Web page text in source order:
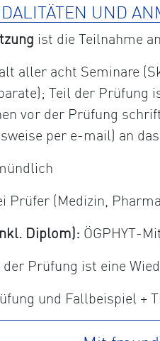
UND
ist die Teilnahme
aller acht Seminare
Teil der Prüfung
vor der Prüfung
per e-mail) an
Prüfer (Medizin,
Diplom): ÖGPHYT-
Prüfung ist eine
und Fallbeispiel +